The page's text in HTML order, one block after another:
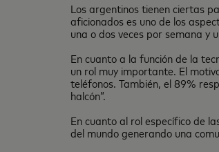
Los argentinos tienen ciertas
aficionados es uno de los
una o dos veces por semana
En cuanto a la función de la
un rol muy importante. El
teléfonos. También, el 89%
halcón”.
En cuanto al rol específico de
del mundo generando una